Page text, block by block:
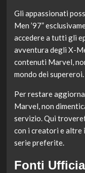
Gli appassionati
Men ’97”
accedere a tutti gli
avventura degli X-
contenuti Marvel,
mondo dei supereroi.
Per restare
Marvel, non
servizio. Qui
con i creatori e
serie preferite.
Fonti